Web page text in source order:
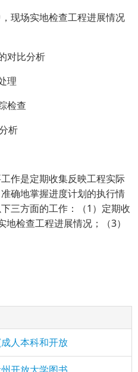
现场实地检查工程进展情况
对比分析
理
检查
析
是定期收集反映工程实际
确地掌握进度计划的执行情
三方面的工作：（1）定期收
检查工程进展情况；（3）
人本科和开放